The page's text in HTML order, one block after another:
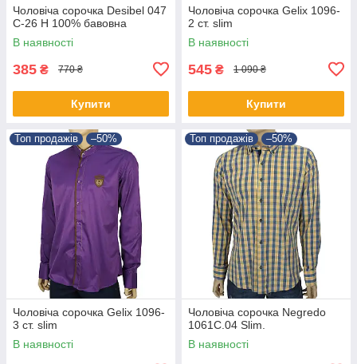
Чоловіча сорочка Desibel 047
C-26 H 100% бавовна
В наявності
385 ₴ 770 ₴
Купити
Чоловіча сорочка Gelix 1096-
2 ст. slim
В наявності
545 ₴ 1 090 ₴
Купити
Топ продажів –50%
Чоловіча сорочка Gelix 1096-
3 ст. slim
В наявності
Топ продажів –50%
Чоловіча сорочка Negredo
1061С.04 Slim.
В наявності